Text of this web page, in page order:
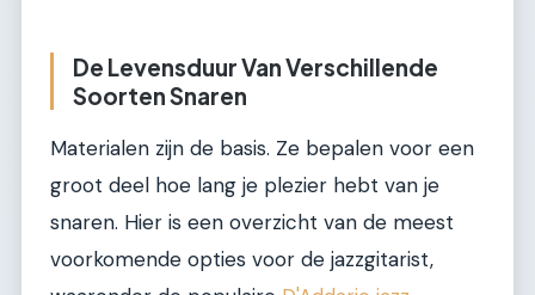
De Levensduur Van Verschillende
Soorten Snaren
Materialen zijn de basis. Ze bepalen voor een
groot deel hoe lang je plezier hebt van je
snaren. Hier is een overzicht van de meest
voorkomende opties voor de jazzgitarist,